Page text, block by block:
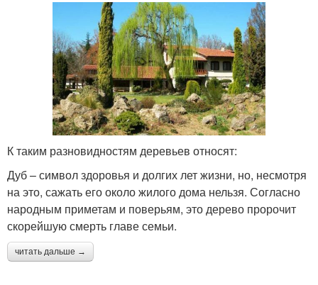
К таким разновидностям деревьев относят:
Дуб – символ здоровья и долгих лет жизни, но, несмотря
на это, сажать его около жилого дома нельзя. Согласно
народным приметам и поверьям, это дерево пророчит
скорейшую смерть главе семьи.
читать дальше →